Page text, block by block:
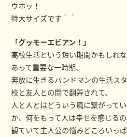
ウホッ！
特大サイズです＾＾
「グッモーエビアン！」
高校生活という短い期間かもしれ
あって重要な一時期、
奔放に生きるバンドマンの生活ス
校と友人との間で翻弄されて、
人と人とはどういう風に繋がって
か、何をもって人は幸せを感じるの
観ていて主人公の悩みどころいっぱ